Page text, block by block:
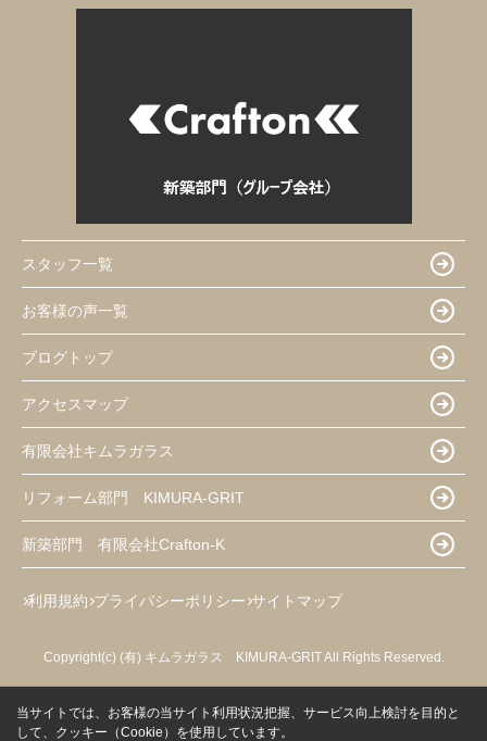
スタッフ一覧
お客様の声一覧
ブログトップ
アクセスマップ
有限会社キムラガラス
リフォーム部門 KIMURA-GRIT
新築部門 有限会社Crafton-K
利用規約 プライバシーポリシー サイトマップ
Copyright(c) (有) キムラガラス KIMURA‐GRIT All Rights Reserved.
当サイトでは、お客様の当サイト利用状況把握、サービス向上検討を目的と
して、クッキー（Cookie）を使用しています。